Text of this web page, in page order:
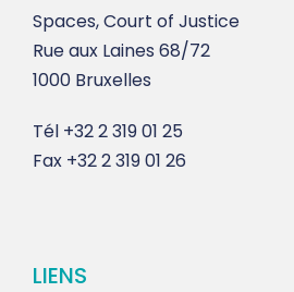
Spaces, Court of Justice
Rue aux Laines 68/72
1000 Bruxelles
Tél +32 2 319 01 25
Fax +32 2 319 01 26
LIENS